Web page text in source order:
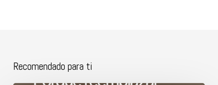
Recomendado para ti